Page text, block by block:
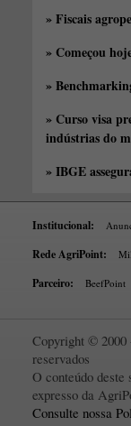
» Fiscais
» Começou
»
» Curso visa
indústrias do
» IBGE
Institucional:
Rede AgriPoint:
Parceiro: BeefPoint
Copyright © 2000
reservados
O conteúdo
expresso da
Consulte nossa